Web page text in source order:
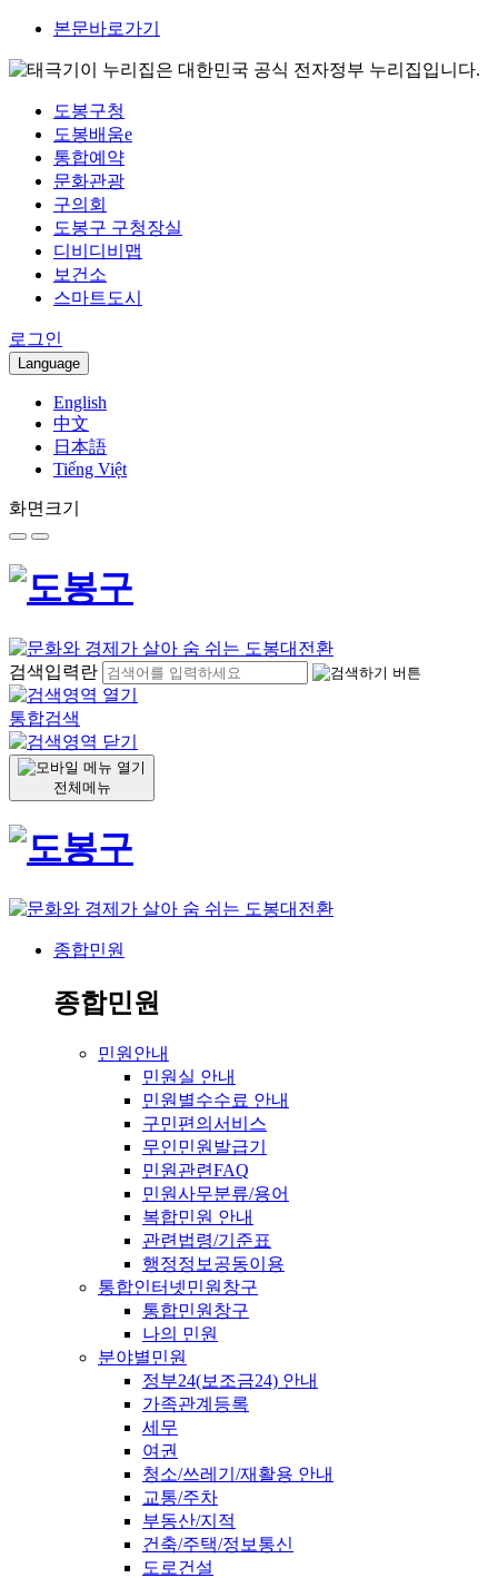
본문바로가기
이 누리집은 대한민국 공식 전자정부 누리집입니다.
도봉구청
도봉배움e
통합예약
문화관광
구의회
도봉구 구청장실
디비디비맵
보건소
스마트도시
로그인
Language
English
中文
日本語
Tiếng Việt
화면크기
검색입력란
통합검색
전체메뉴
종합민원
종합민원
민원안내
민원실 안내
민원별수수료 안내
구민편의서비스
무인민원발급기
민원관련FAQ
민원사무분류/용어
복합민원 안내
관련법령/기준표
행정정보공동이용
통합인터넷민원창구
통합민원창구
나의 민원
분야별민원
정부24(보조금24) 안내
가족관계등록
세무
여권
청소/쓰레기/재활용 안내
교통/주차
부동산/지적
건축/주택/정보통신
도로건설